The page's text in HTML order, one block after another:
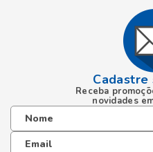
Cadastre
Receba
novidades